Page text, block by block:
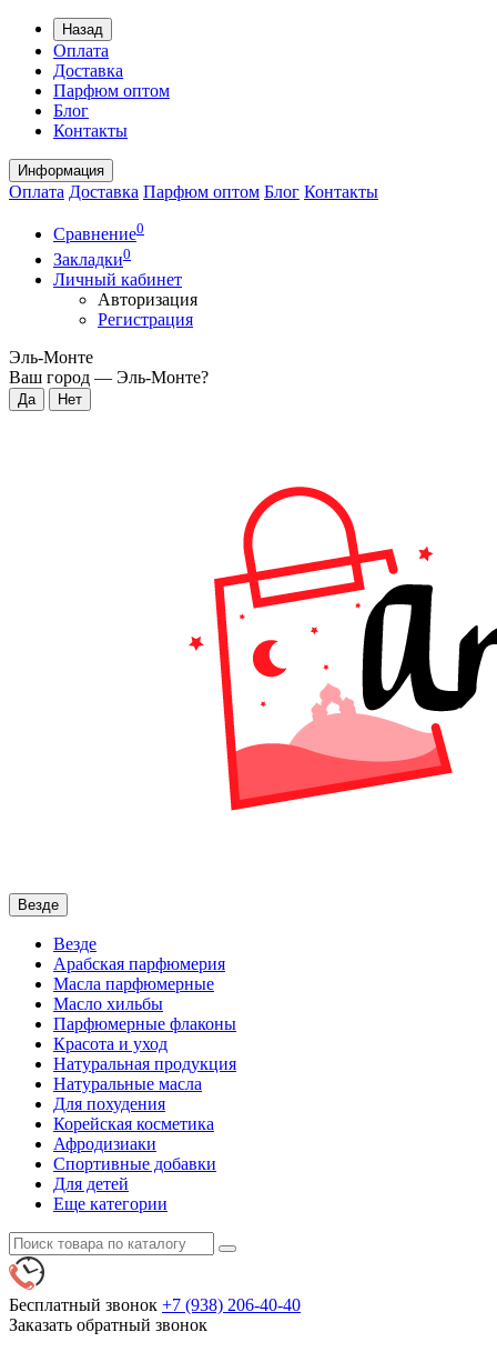
Назад
Оплата
Доставка
Парфюм оптом
Блог
Контакты
Информация
Оплата Доставка Парфюм оптом Блог Контакты
Сравнение0
Закладки0
Личный кабинет
Авторизация
Регистрация
Эль-Монте
Ваш город — Эль-Монте?
Везде
Везде
Арабская парфюмерия
Масла парфюмерные
Масло хильбы
Парфюмерные флаконы
Красота и уход
Натуральная продукция
Натуральные масла
Для похудения
Корейская косметика
Афродизиаки
Спортивные добавки
Для детей
Еще категории
Бесплатный звонок +7 (938) 206-40-40
Заказать обратный звонок